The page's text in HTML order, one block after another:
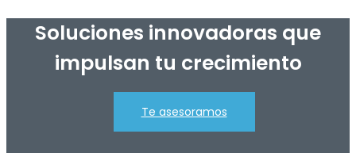
Soluciones innovadoras que
impulsan tu crecimiento
Te asesoramos